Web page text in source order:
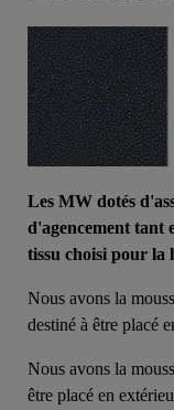
Les MW dotés
d'agencement tant
tissu choisi pour la
Nous avons la
destiné à être placé
Nous avons la
être placé en